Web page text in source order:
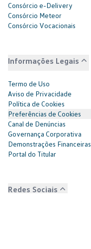
Consórcio e-Delivery
Consórcio Meteor
Consórcio Vocacionais
Informações Legais
Termo de Uso
Aviso de Privacidade
Política de Cookies
Preferências de Cookies
Canal de Denúncias
Governança Corporativa
Demonstrações Financeiras
Portal do Titular
Redes Sociais